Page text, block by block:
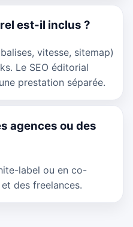
est-il inclus ?
vitesse, sitemap)
Le SEO éditorial
prestation séparée.
agences ou des
label ou en co-
des freelances.